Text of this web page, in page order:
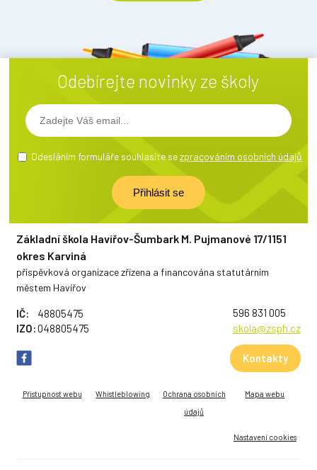
Odebírejte novinky ze školy
Odesláním formuláře souhlasíte sezpracováním osobních údajů
Základní škola Havířov-Šumbark M. Pujmanové 17/1151
okres Karviná
příspěvková organizace zřízena a financována statutárním
městem Havířov
IČ:
48805475
IZO:048805475
596 831 005
skola@zsph.cz
Kontakty
Přístupnost webu Whistleblowing
Ochrana osobních
údajů
Mapa webu
Nastavení cookies